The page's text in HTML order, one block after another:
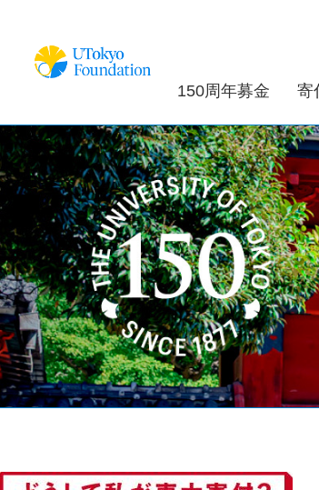
150周年募金 寄